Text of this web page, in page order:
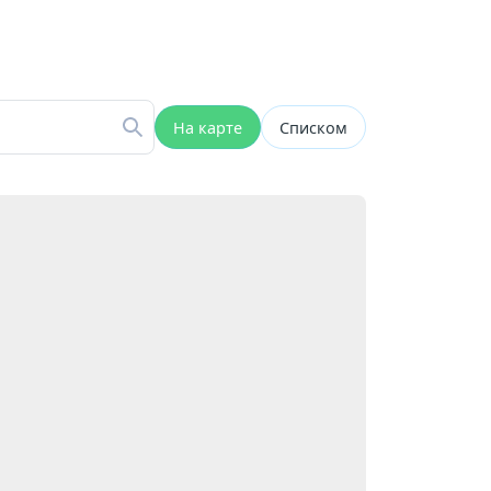
На карте Списком